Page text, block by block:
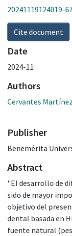
20241119124019-
Cite document
Date
2024-11
Authors
Cervantes
Publisher
Benemérita
Abstract
"El desarrollo de
sido de mayor
objetivo del
dental basada en
fuente natural